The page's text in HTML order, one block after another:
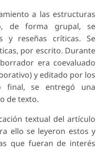
a las estructuras
de forma grupal, se
y reseñas críticas. Se
por escrito. Durante
era coevaluado
y editado por los
final, se entregó una
de texto.
textual del artículo
ello se leyeron estos y
que fueran de interés